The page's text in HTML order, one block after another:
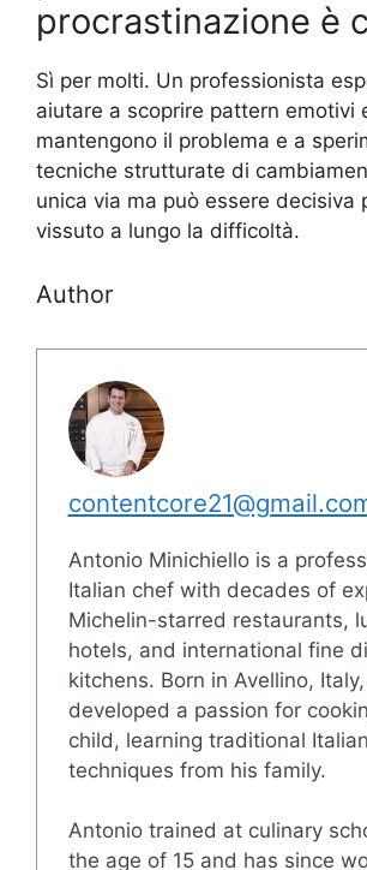
procrastinazione è
Sì per molti. Un professionista
aiutare a scoprire pattern emotivi
mantengono il problema e a
tecniche strutturate di
unica via ma può essere decisiva
vissuto a lungo la difficoltà.
Author
Antonio Minichiello is a
Italian chef with decades of
Michelin-starred restaurants,
hotels, and international fine
kitchens. Born in Avellino,
developed a passion for
child, learning traditional Italian
techniques from his family.
Antonio trained at culinary
the age of 15 and has since